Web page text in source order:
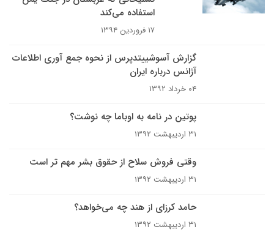
استفاده می‌کند
۱۷ فروردین ۱۳۹۴
گزارش آسوشییتدپرس از نحوه جمع آوری اطلاعات
آژانس درباره ایران
۰۴ خرداد ۱۳۹۲
پوتین در نامه به اوباما چه نوشت؟
۳۱ اردیبهشت ۱۳۹۲
وقتی فروش سلاح از حقوق بشر مهم تر است
۳۱ اردیبهشت ۱۳۹۲
حامد کرزای از هند چه می‌خواهد؟
۳۱ اردیبهشت ۱۳۹۲